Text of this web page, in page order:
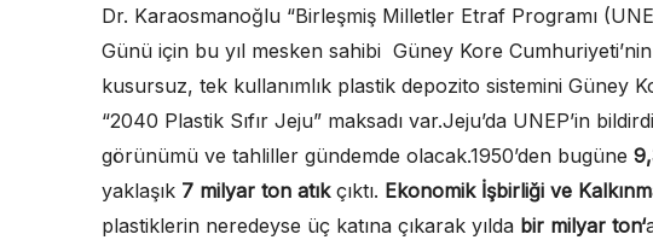
Dr. Karaosmanoğlu “Birleşmiş Milletler Etraf Programı
Günü için bu yıl mesken sahibi Güney Kore
kusursuz, tek kullanımlık plastik depozito sistemini Güney
“2040 Plastik Sıfır Jeju” maksadı var.Jeju’da UNEP’in
görünümü ve tahliller gündemde olacak.1950’den bugüne
yaklaşık 7 milyar ton atıkçıktı. Ekonomik İşbirliği ve
plastiklerin neredeyse üç katına çıkarak yılda bir milyar ton‘